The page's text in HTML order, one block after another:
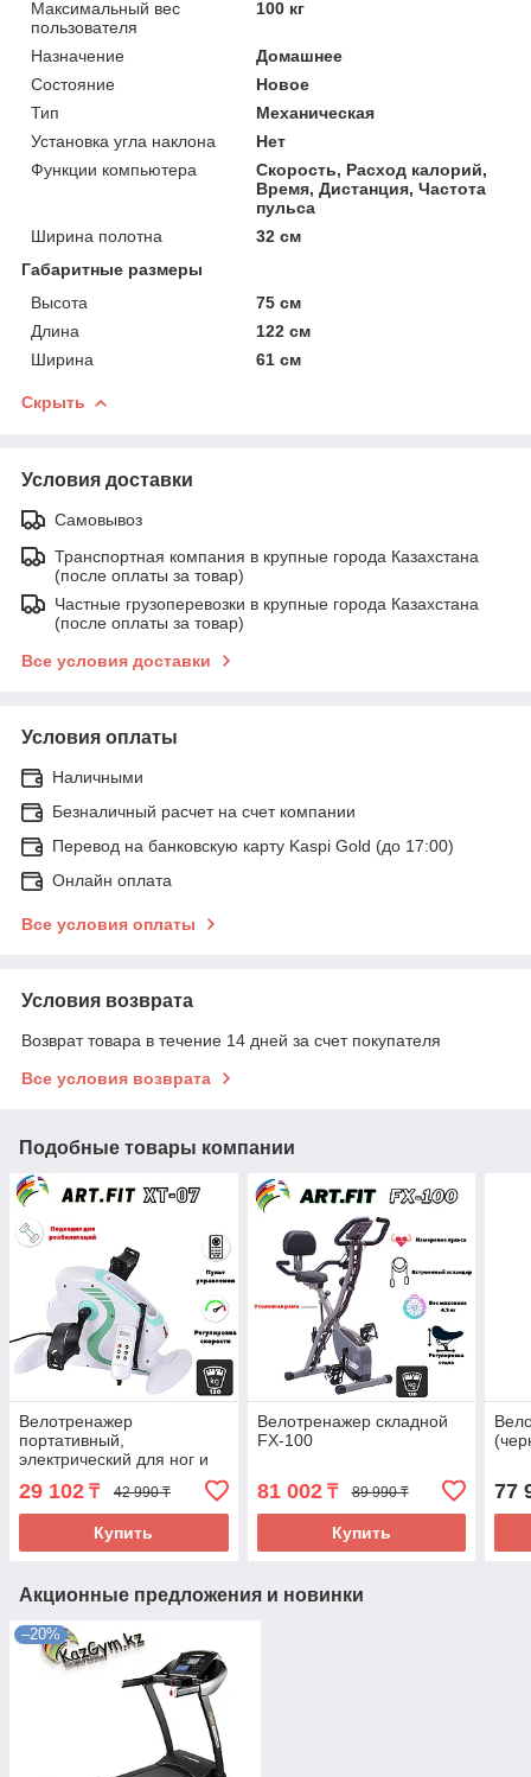
Максимальный вес
пользователя
100 кг
Назначение
Домашнее
Состояние
Новое
Тип
Механическая
Установка угла наклона
Нет
Функции компьютера
Скорость, Расход калорий,
Время, Дистанция, Частота
пульса
Ширина полотна
32 см
Габаритные размеры
Высота
75 см
Длина
122 см
Ширина
61 см
Скрыть
Условия доставки
Самовывоз
Транспортная компания в крупные города Казахстана
(после оплаты за товар)
Частные грузоперевозки в крупные города Казахстана
(после оплаты за товар)
Все условия доставки
Условия оплаты
Наличными
Безналичный расчет на счет компании
Перевод на банковскую карту Kaspi Gold (до 17:00)
Онлайн оплата
Все условия оплаты
Условия возврата
Возврат товара в течение 14 дней за счет покупателя
Все условия возврата
Подобные товары компании
Велотренажер
портативный,
электрический для ног и
рук ART.FiT (XT-07)
29 102 ₸ 42 990 ₸
Купить
Велотренажер складной
FX-100
81 002₸ 89 990 ₸
Купить
77
Акционные предложения и новинки
–20%